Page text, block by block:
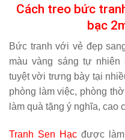
Cách treo bức
bạc
Bức tranh với vẻ đẹp
màu vàng sáng tự
tuyệt vời trưng bày tại
phòng làm việc, phòng
làm quà tặng ý nghĩa, cao
Tranh Sen Hạc được